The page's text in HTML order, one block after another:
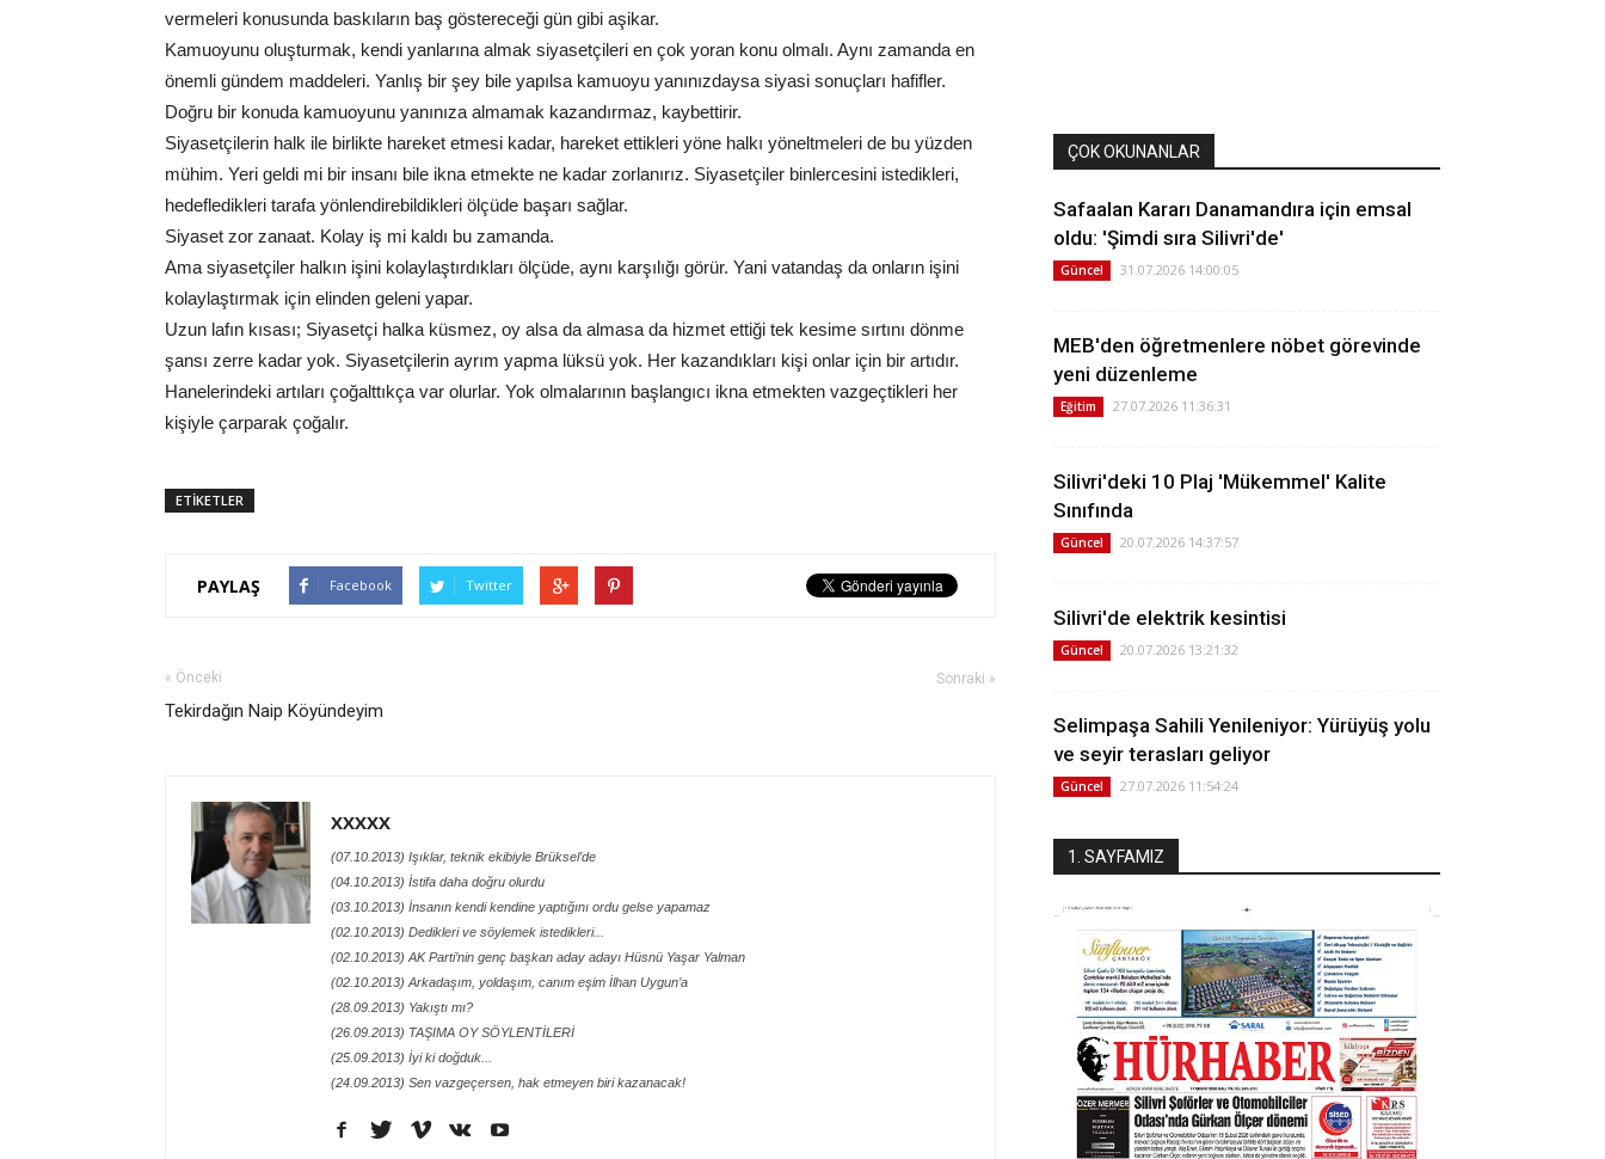
vermeleri konusunda baskıların baş göstereceği gün gibi aşikar.
Kamuoyunu oluşturmak, kendi yanlarına almak siyasetçileri en çok yoran konu olmalı. Aynı zamanda en
önemli gündem maddeleri. Yanlış bir şey bile yapılsa kamuoyu yanınızdaysa siyasi sonuçları hafifler.
Doğru bir konuda kamuoyunu yanınıza almamak kazandırmaz, kaybettirir.
Siyasetçilerin halk ile birlikte hareket etmesi kadar, hareket ettikleri yöne halkı yöneltmeleri de bu yüzden
mühim. Yeri geldi mi bir insanı bile ikna etmekte ne kadar zorlanırız. Siyasetçiler binlercesini istedikleri,
hedefledikleri tarafa yönlendirebildikleri ölçüde başarı sağlar.
Siyaset zor zanaat. Kolay iş mi kaldı bu zamanda.
Ama siyasetçiler halkın işini kolaylaştırdıkları ölçüde, aynı karşılığı görür. Yani vatandaş da onların işini
kolaylaştırmak için elinden geleni yapar.
Uzun lafın kısası; Siyasetçi halka küsmez, oy alsa da almasa da hizmet ettiği tek kesime sırtını dönme
şansı zerre kadar yok. Siyasetçilerin ayrım yapma lüksü yok. Her kazandıkları kişi onlar için bir artıdır.
Hanelerindeki artıları çoğalttıkça var olurlar. Yok olmalarının başlangıcı ikna etmekten vazgeçtikleri her
kişiyle çarparak çoğalır.
ETİKETLER
PAYLAŞ Facebook Twitter
« Önceki
Tekirdağın Naip Köyündeyim
Sonraki »
XXXXX
(07.10.2013) Işıklar, teknik ekibiyle Brüksel’de
(04.10.2013) İstifa daha doğru olurdu
(03.10.2013) İnsanın kendi kendine yaptığını ordu gelse yapamaz
(02.10.2013) Dedikleri ve söylemek istedikleri...
(02.10.2013) AK Parti’nin genç başkan aday adayı Hüsnü Yaşar Yalman
(02.10.2013) Arkadaşım, yoldaşım, canım eşim İlhan Uygun’a
(28.09.2013) Yakıştı mı?
(26.09.2013) TAŞIMA OY SÖYLENTİLERİ
(25.09.2013) İyi ki doğduk...
(24.09.2013) Sen vazgeçersen, hak etmeyen biri kazanacak!
ÇOK OKUNANLAR
Safaalan Kararı Danamandıra için emsal
oldu: 'Şimdi sıra Silivri'de'
Güncel 31.07.2026 14:00:05
MEB'den öğretmenlere nöbet görevinde
yeni düzenleme
Eğitim 27.07.2026 11:36:31
Silivri'deki 10 Plaj 'Mükemmel' Kalite
Sınıfında
Güncel 20.07.2026 14:37:57
Silivri'de elektrik kesintisi
Güncel 20.07.2026 13:21:32
Selimpaşa Sahili Yenileniyor: Yürüyüş yolu
ve seyir terasları geliyor
Güncel 27.07.2026 11:54:24
1. SAYFAMIZ